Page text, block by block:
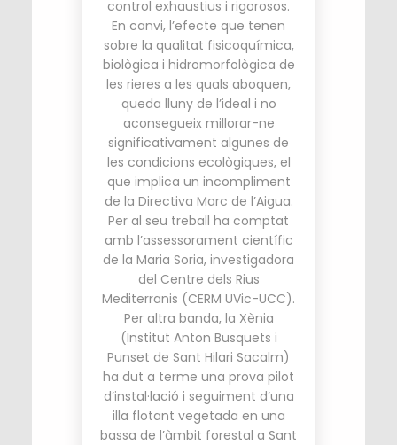
control exhaustius i rigorosos.
En canvi, l’efecte que tenen
sobre la qualitat fisicoquímica,
biològica i hidromorfològica de
les rieres a les quals aboquen,
queda lluny de l’ideal i no
aconsegueix millorar-ne
significativament algunes de
les condicions ecològiques, el
que implica un incompliment
de la Directiva Marc de l’Aigua.
Per al seu treball ha comptat
amb l’assessorament científic
de la Maria Soria, investigadora
del Centre dels Rius
Mediterranis (CERM UVic-UCC).
Per altra banda, la Xènia
(Institut Anton Busquets i
Punset de Sant Hilari Sacalm)
ha dut a terme una prova pilot
d’instal·lació i seguiment d’una
illa flotant vegetada en una
bassa de l’àmbit forestal a Sant